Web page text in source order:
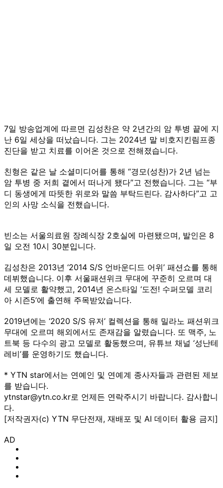
7일 방송업계에 따르면 김성찬은 약 2년간의 암 투병 끝에 지
난 6일 세상을 떠났습니다. 그는 2024년 말 비호지킨림프종
진단을 받고 치료를 이어온 것으로 전해졌습니다.
친형은 같은 날 소셜미디어를 통해 “경모(성찬)가 2년 넘는
암 투병 중 저희 곁에서 떠나게 됐다”고 전했습니다. 그는 “부
디 동생에게 따뜻한 위로와 말씀 부탁드린다. 감사하다”고 고
인의 사망 소식을 전했습니다.
빈소는 서울의료원 장례식장 2호실에 마련됐으며, 발인은 8
일 오전 10시 30분입니다.
김성찬은 2013년 ‘2014 S/S 언바운디드 어위’ 패션쇼를 통해
데뷔했습니다. 이후 서울패션위크 무대에 꾸준히 오르며 대
세 모델로 활약했고, 2014년 온스타일 ‘도전! 수퍼모델 코리
아 시즌5’에 출연해 주목받았습니다.
2019년에는 ‘2020 S/S 유저’ 컬렉션을 통해 밀라노 패션위크
무대에 오르며 해외에서도 존재감을 알렸습니다. 또 맥주, 노
트북 등 다수의 광고 모델로 활동했으며, 유튜브 채널 ‘성난테
레비’를 운영하기도 했습니다.
* YTN star에서는 연예인 및 연예계 종사자들과 관련된 제보
를 받습니다.
ytnstar@ytn.co.kr로 언제든 연락주시기 바랍니다. 감사합니
다.
[저작권자(c) YTN 무단전재, 재배포 및 AI 데이터 활용 금지]
AD